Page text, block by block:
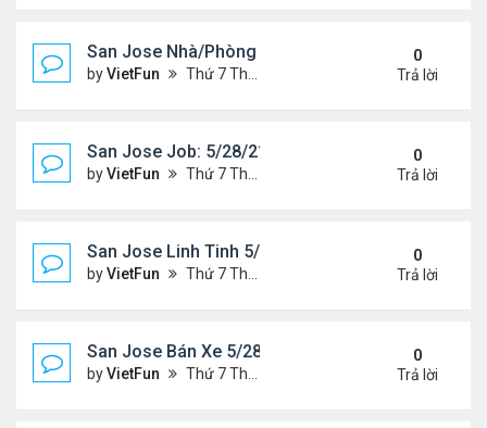
San Jose Nhà/Phòng 5/28/21-6/4/21
byVietFun Thứ 7 Tháng 5 29, 2021 10:14 am
0
Trả lời
San Jose Job: 5/28/21- 6/4/2021
byVietFun Thứ 7 Tháng 5 29, 2021 10:13 am
0
Trả lời
San Jose Linh Tinh 5/28/21 - 6/4/21
byVietFun Thứ 7 Tháng 5 29, 2021 9:52 am
0
Trả lời
San Jose Bán Xe 5/28/21 - 6/4/21
byVietFun Thứ 7 Tháng 5 29, 2021 9:51 am
0
Trả lời